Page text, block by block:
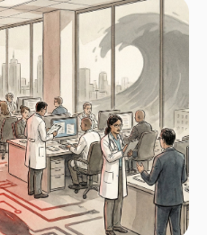
제품 전환율은 2~5%에 그친다.